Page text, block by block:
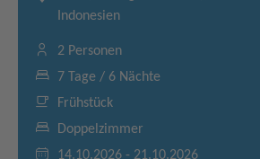
Indonesien
2 Personen
7 Tage / 6 Nächte
Frühstück
Doppelzimmer
14.10.2026 - 21.10.2026